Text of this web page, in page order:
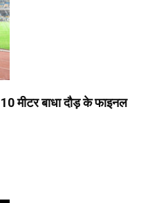
मीटर बाधा दौड़ के फाइनल